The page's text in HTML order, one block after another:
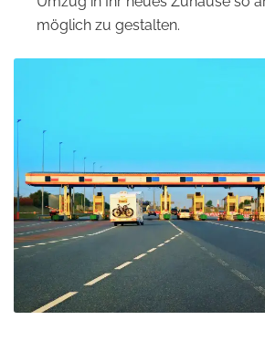
möglich zu gestalten.